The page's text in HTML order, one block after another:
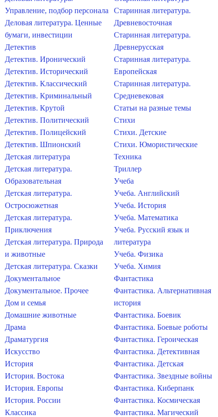
Управление, подбор персонала
Деловая литература. Ценные
бумаги, инвестиции
Детектив
Детектив. Иронический
Детектив. Исторический
Детектив. Классический
Детектив. Криминальный
Детектив. Крутой
Детектив. Политический
Детектив. Полицейский
Детектив. Шпионский
Детская литература
Детская литература.
Образовательная
Детская литература.
Остросюжетная
Детская литература.
Приключения
Детская литература. Природа
и животные
Детская литература. Сказки
Документальное
Документальное. Прочее
Дом и семья
Домашние животные
Драма
Драматургия
Искусство
История
История. Востока
История. Европы
История. России
Классика
Старинная литература.
Древневосточная
Старинная литература.
Древнерусская
Старинная литература.
Европейская
Старинная литература.
Средневековая
Статьи на разные темы
Стихи
Стихи. Детские
Стихи. Юмористические
Техника
Триллер
Учеба
Учеба. Английский
Учеба. История
Учеба. Математика
Учеба. Русский язык и
литература
Учеба. Физика
Учеба. Химия
Фантастика
Фантастика. Альтернативная
история
Фантастика. Боевик
Фантастика. Боевые роботы
Фантастика. Героическая
Фантастика. Детективная
Фантастика. Детская
Фантастика. Звездные войны
Фантастика. Киберпанк
Фантастика. Космическая
Фантастика. Магический